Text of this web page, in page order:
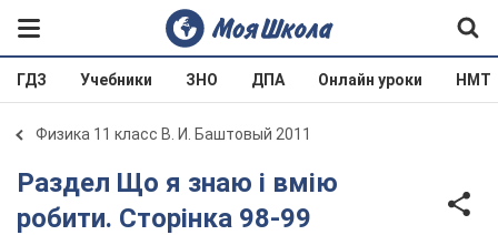
ГДЗ Учебники ЗНО ДПА Онлайн уроки НМТ
Физика 11 класс В. И. Баштовый 2011
Раздел Що я знаю і вмію
робити. Сторінка 98-99